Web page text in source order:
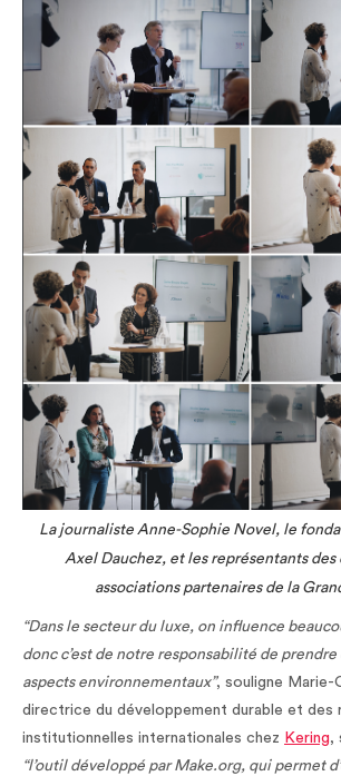
La journaliste Anne-Sophie Novel, le
Axel Dauchez, et les représentants des
associations partenaires de la
“Dans le secteur du luxe, on influence
donc c’est de notre responsabilité de
aspects environnementaux”, souligne Marie-
directrice du développement durable et des
institutionnelles internationales chez Kering,
“l’outil développé par Make.org, qui permet